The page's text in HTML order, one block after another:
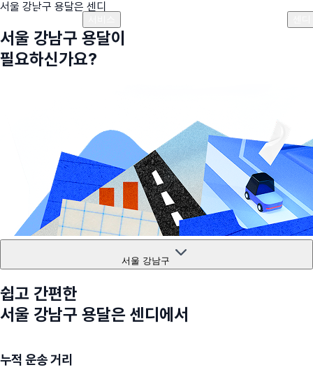
서울 강남구 용달은 센디
서울 강남구 용달이
필요하신가요?
서울 강남구
쉽고 간편한
서울 강남구 용달은 센디에서
누적 운송 거리